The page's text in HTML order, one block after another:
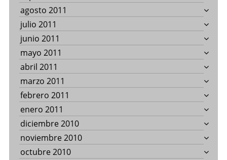
agosto 2011
julio 2011
junio 2011
mayo 2011
abril 2011
marzo 2011
febrero 2011
enero 2011
diciembre 2010
noviembre 2010
octubre 2010